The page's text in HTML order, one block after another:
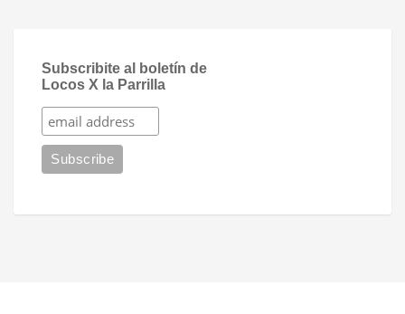
Subscribite al boletín de
Locos X la Parrilla